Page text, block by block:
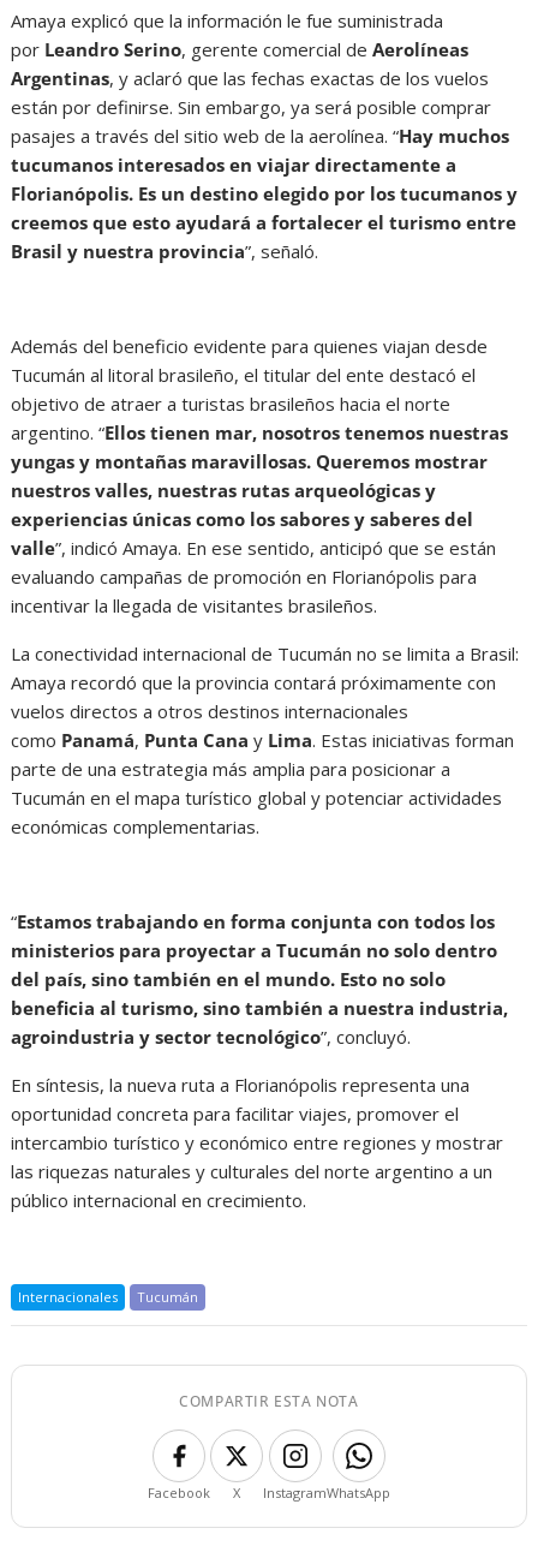
Amaya explicó que la información le fue suministrada
por Leandro Serino, gerente comercial deAerolíneas
Argentinas, y aclaró que las fechas exactas de los vuelos
están por definirse. Sin embargo, ya será posible comprar
pasajes a través del sitio web de la aerolínea. “Hay muchos
tucumanos interesados en viajar directamente a
Florianópolis. Es un destino elegido por los tucumanos y
creemos que esto ayudará a fortalecer el turismo entre
Brasil y nuestra provincia”, señaló.
Además del beneficio evidente para quienes viajan desde
Tucumán al litoral brasileño, el titular del ente destacó el
objetivo de atraer a turistas brasileños hacia el norte
argentino. “Ellos tienen mar, nosotros tenemos nuestras
yungas y montañas maravillosas. Queremos mostrar
nuestros valles, nuestras rutas arqueológicas y
experiencias únicas como los sabores y saberes del
valle”, indicó Amaya. En ese sentido, anticipó que se están
evaluando campañas de promoción en Florianópolis para
incentivar la llegada de visitantes brasileños.
La conectividad internacional de Tucumán no se limita a Brasil:
Amaya recordó que la provincia contará próximamente con
vuelos directos a otros destinos internacionales
como Panamá, Punta Cana y Lima. Estas iniciativas forman
parte de una estrategia más amplia para posicionar a
Tucumán en el mapa turístico global y potenciar actividades
económicas complementarias.
“Estamos trabajando en forma conjunta con todos los
ministerios para proyectar a Tucumán no solo dentro
del país, sino también en el mundo. Esto no solo
beneficia al turismo, sino también a nuestra industria,
agroindustria y sector tecnológico”, concluyó.
En síntesis, la nueva ruta a Florianópolis representa una
oportunidad concreta para facilitar viajes, promover el
intercambio turístico y económico entre regiones y mostrar
las riquezas naturales y culturales del norte argentino a un
público internacional en crecimiento.
Internacionales Tucumán
COMPARTIR ESTA NOTA
Facebook X InstagramWhatsApp